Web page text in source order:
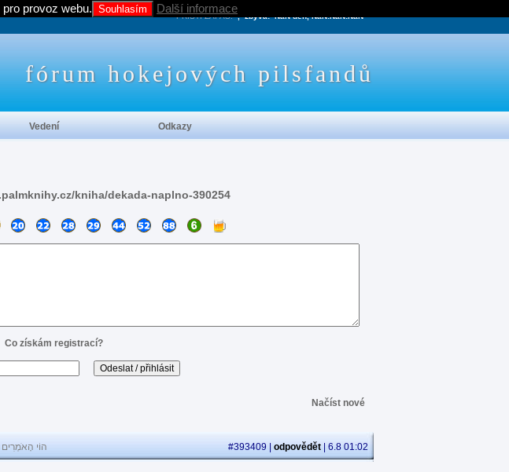
kniha/dekada-naplno-390254
Co získám registrací?
Načíst nové
הוֹי #393409 | odpovědět | 6.8 01:02
PRÍŠTÍ ZÁPAS:, zbývá:NaN den, NaN:NaN:NaN
fórum hokejových pilsfandů
Vedení Odkazy
provoz webu. Souhlasím Další informace